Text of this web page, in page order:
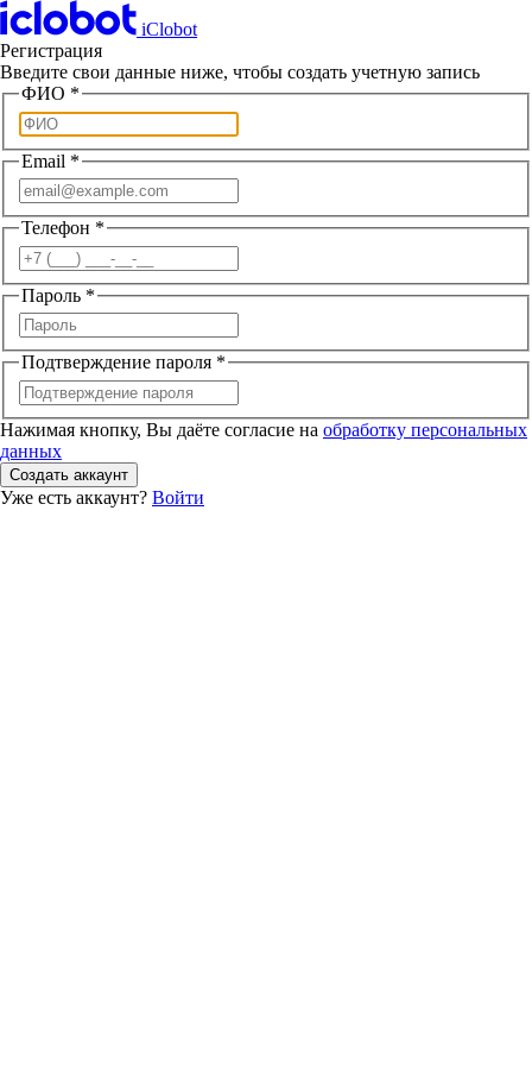
iClobot
Регистрация
Введите свои данные ниже, чтобы создать учетную запись
ФИО *
Email *
Телефон *
Пароль *
Подтверждение пароля *
Нажимая кнопку, Вы даёте согласие на обработку персональных
данных
Создать аккаунт
Уже есть аккаунт? Войти